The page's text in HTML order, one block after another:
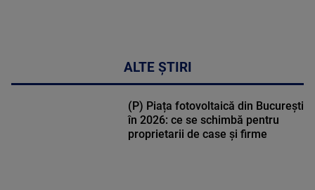
ALTE ȘTIRI
(P) Piața fotovoltaică din București
în 2026: ce se schimbă pentru
proprietarii de case și firme